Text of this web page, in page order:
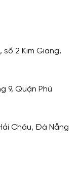
số 2 Kim Giang,
9, Quận Phú
Châu, Đà Nẵng